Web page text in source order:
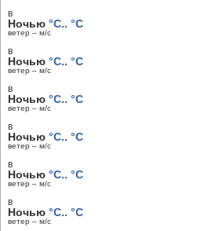
в
Ночью °C.. °C
ветер – м/c
в
Ночью °C.. °C
ветер – м/c
в
Ночью °C.. °C
ветер – м/c
в
Ночью °C.. °C
ветер – м/c
в
Ночью °C.. °C
ветер – м/c
в
Ночью °C.. °C
ветер – м/c